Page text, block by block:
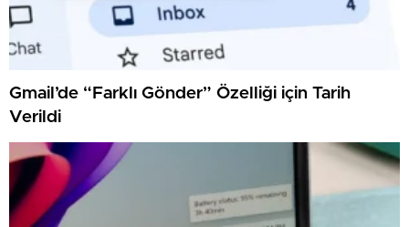
Gmail’de “Farklı Gönder” Özelliği için Tarih
Verildi